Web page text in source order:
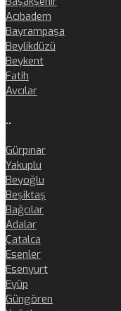
Acıbadem
Bayrampaşa
Beylikdüzü
Beykent
Fatih
Avcılar
..
Gürpınar
Yakuplu
Beyoğlu
Beşiktaş
Bağcılar
Adalar
Çatalca
Esenler
Esenyurt
Eyüp
Güngören